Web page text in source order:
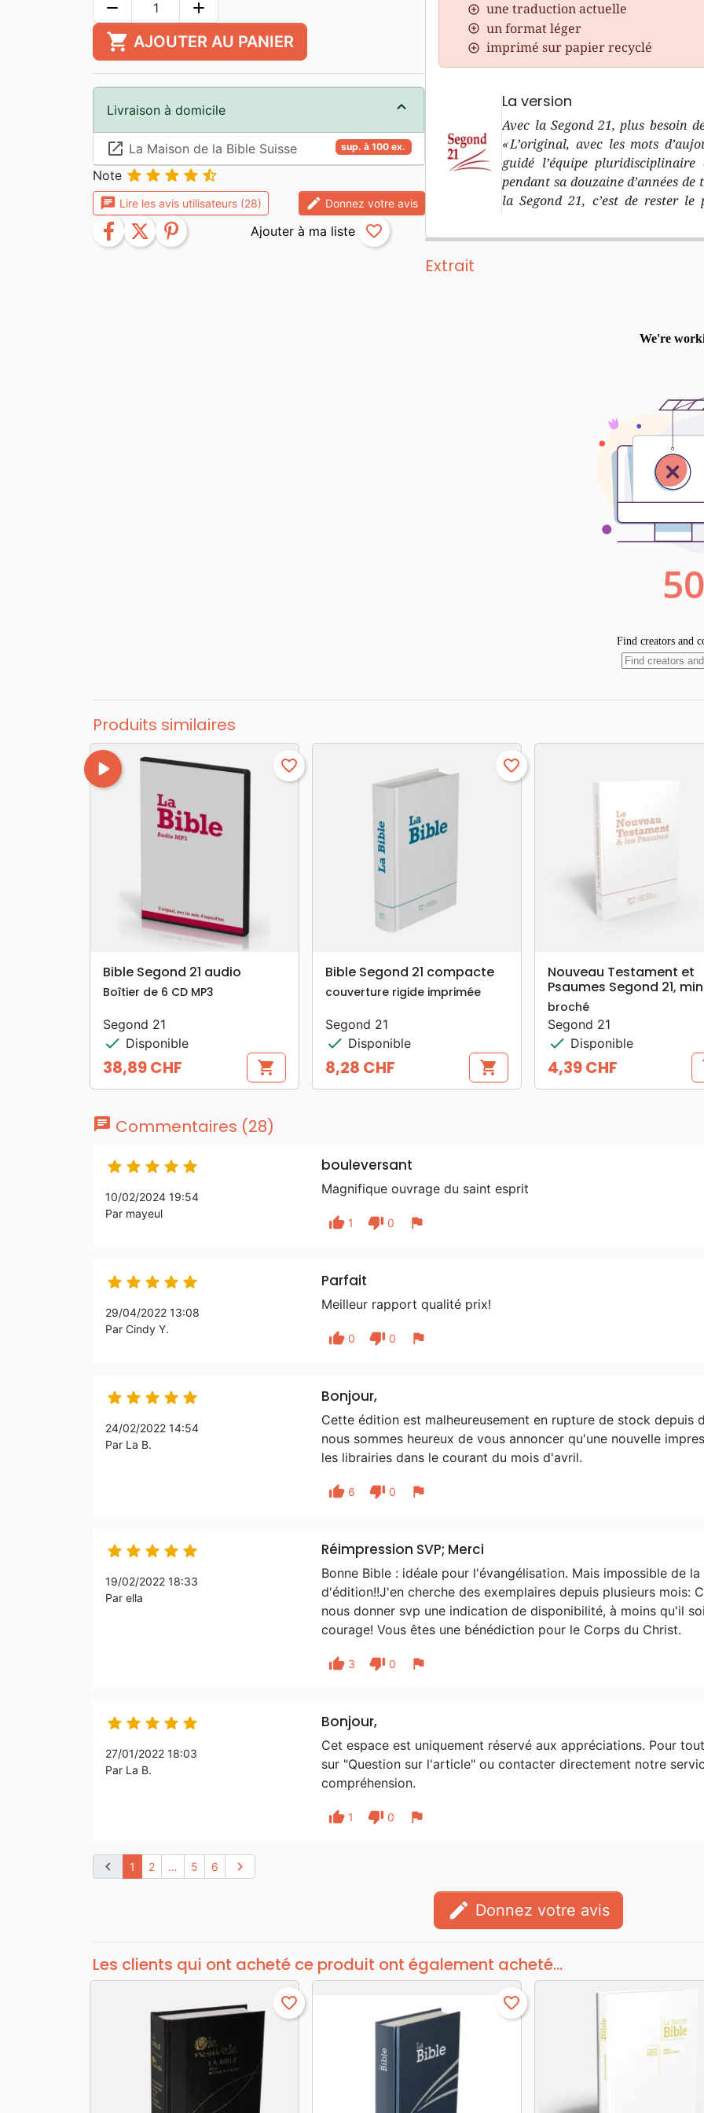
une traduction actuelle
un format léger
imprimé sur papier recyclé
La version
Avec la Segond 21, plus besoin
« L’original, avec les mots
guidé l’équipe
pendant sa douzaine d’années
la Segond 21, c’est de rester
biblique dans les langues
l’Ancien Testament, et le grec
compréhension « minimale
géographiques et des repères
Extrait
remove add
shopping_cart AJOUTER AU PANIER
Livraison à domicile
sup. à 100 ex.
launch La Maison de la Bible Suisse
Note     
chat Lire les avis utilisateurs (28) edit Donnez votre avis
facebook twitter pinterest favorite_border
Produits similaires
search APERÇU RAPIDE
play_arrow favorite_border
Bible Segond 21 audio
Boîtier de 6 CD MP3
Segond 21
check Disponible
Prix
38,89 CHF shopping_cart
search APERÇU RAPIDE
favorite_border
Bible Segond 21 compacte
couverture rigide imprimée
Segond 21
check Disponible
Prix
8,28 CHF shopping_cart
search APERÇU RAPIDE
Nouveau Testament et
Psaumes Segond 21,
broché
Segond 21
check Disponible
Prix
4,39 CHF
chat Commentaires (28)
    
10/02/2024 19:54
Par mayeul
bouleversant
Magnifique ouvrage du saint esprit
thumb_up 1 thumb_down 0 flag
    
29/04/2022 13:08
Par Cindy Y.
Parfait
Meilleur rapport qualité prix!
thumb_up 0 thumb_down 0 flag
    
24/02/2022 14:54
Par La B.
Bonjour,
Cette édition est malheureusement en rupture de stock depuis
nous sommes heureux de vous annoncer qu'une nouvelle
les librairies dans le courant du mois d'avril.
thumb_up 6 thumb_down 0 flag
    
19/02/2022 18:33
Par ella
Réimpression SVP; Merci
Bonne Bible : idéale pour l'évangélisation. Mais impossible de
d'édition!!J'en cherche des exemplaires depuis plusieurs mois:
nous donner svp une indication de disponibilité, à moins qu'il
courage! Vous êtes une bénédiction pour le Corps du Christ.
thumb_up 3 thumb_down 0 flag
    
27/01/2022 18:03
Par La B.
Bonjour,
Cet espace est uniquement réservé aux appréciations. Pour
sur "Question sur l'article" ou contacter directement notre
compréhension.
thumb_up 1 thumb_down 0 flag
chevron_left 1 2 … 5 6 chevron_right
edit Donnez votre avis
Les clients qui ont acheté ce produit ont également acheté...
favorite_border favorite_border